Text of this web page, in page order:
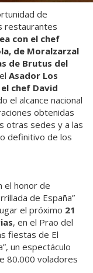
de
restaurantes
con el chef
, de Moralzarzal
de Brutus del
Asador Los
chef David
el alcance nacional
obtenidas
otras sedes y a las
definitivo de los
el honor de
de España”
el próximo 21
, en el Prao del
fiestas de El
un espectáculo
80.000 voladores